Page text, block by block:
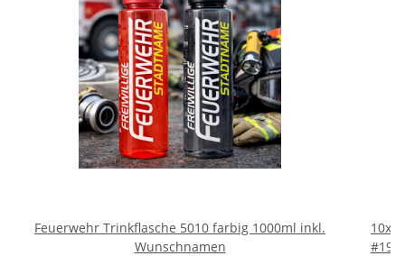
Feuerwehr Trinkflasche 5010 farbig 1000ml inkl.
Wunschnamen
10x
#190